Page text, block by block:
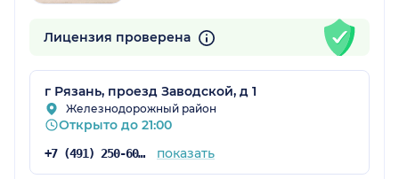
Лицензия проверена
г Рязань, проезд Заводской, д 1
Железнодорожный район
Открыто до 21:00
+7 (491) 250-60-10 показать